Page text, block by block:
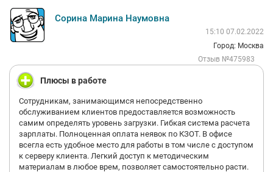
Сорина Марина Наумовна
15:10 07.02.2022
Город: Москва
Отзыв №475983
Плюсы в работе
Сотрудникам, занимающимся непосредственно
обслуживанием клиентов предоставляется возможность
самим определять уровень загрузки. Гибкая система расчета
зарплаты. Полноценная оплата неявок по КЗОТ. В офисе
всегла есть удобное место для работы в том числе с доступом
к серверу клиента. Легкий доступ к методическим
материалам в любое врем, позволяет самостоятельно расти.